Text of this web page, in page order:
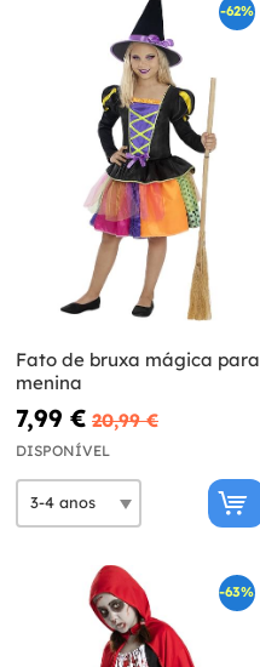
-62%
Fato de bruxa mágica para
menina
7,99 € 20,99 €
DISPONÍVEL
-63%